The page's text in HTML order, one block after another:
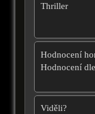
Thriller
Hodnocení
Hodnocení
Viděli?